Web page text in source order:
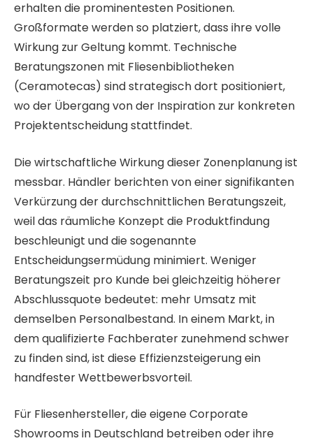
erhalten die prominentesten Positionen.
Großformate werden so platziert, dass ihre volle
Wirkung zur Geltung kommt. Technische
Beratungszonen mit Fliesenbibliotheken
(Ceramotecas) sind strategisch dort positioniert,
wo der Übergang von der Inspiration zur konkreten
Projektentscheidung stattfindet.
Die wirtschaftliche Wirkung dieser Zonenplanung ist
messbar. Händler berichten von einer signifikanten
Verkürzung der durchschnittlichen Beratungszeit,
weil das räumliche Konzept die Produktfindung
beschleunigt und die sogenannte
Entscheidungsermüdung minimiert. Weniger
Beratungszeit pro Kunde bei gleichzeitig höherer
Abschlussquote bedeutet: mehr Umsatz mit
demselben Personalbestand. In einem Markt, in
dem qualifizierte Fachberater zunehmend schwer
zu finden sind, ist diese Effizienzsteigerung ein
handfester Wettbewerbsvorteil.
Für Fliesenhersteller, die eigene Corporate
Showrooms in Deutschland betreiben oder ihre